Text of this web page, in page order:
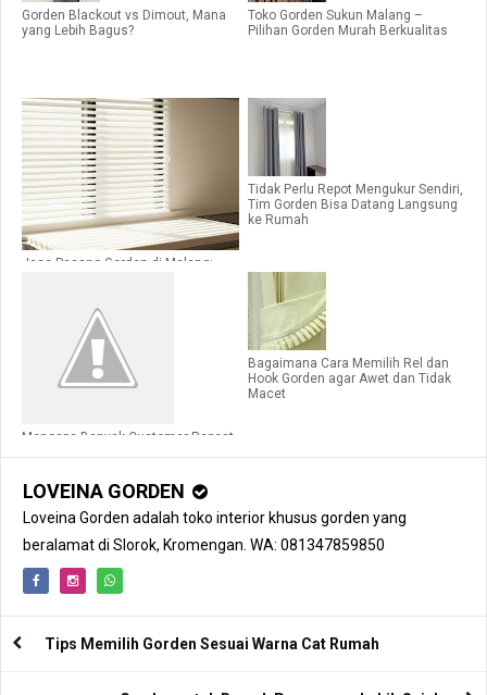
Gorden Blackout vs Dimout, Mana
yang Lebih Bagus?
Toko Gorden Sukun Malang –
Pilihan Gorden Murah Berkualitas
Jasa Pasang Gorden di Malang:
Tidak Perlu Repot Mengukur Sendiri,
Tim Gorden Bisa Datang Langsung
ke Rumah
Mengapa Banyak Customer Repeat
Bagaimana Cara Memilih Rel dan
Hook Gorden agar Awet dan Tidak
Macet
LOVEINA GORDEN
Loveina Gorden adalah toko interior khusus gorden yang
beralamat di Slorok, Kromengan. WA: 081347859850
Tips Memilih Gorden Sesuai Warna Cat Rumah